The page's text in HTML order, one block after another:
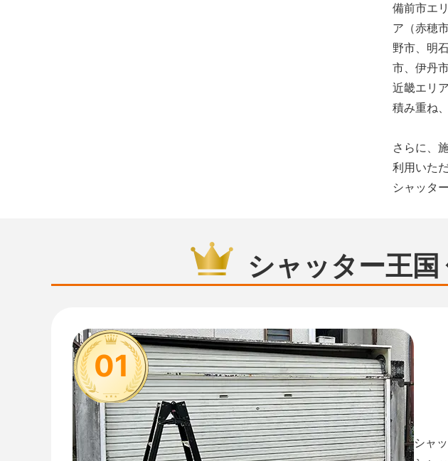
備前市エ
ア（赤穂
野市、明
市、伊丹
近畿エリ
積み重ね
さらに、
利用いた
シャッタ
シャッター王国
01
シャ